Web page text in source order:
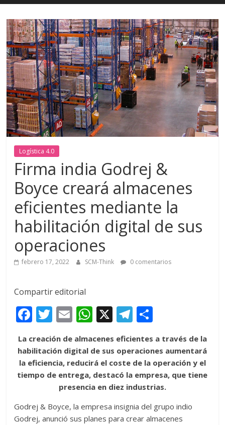
Logística 4.0
Firma india Godrej &
Boyce creará almacenes
eficientes mediante la
habilitación digital de sus
operaciones
febrero 17, 2022 SCM-Think 0 comentarios
Compartir editorial
F
e
b
o
k
T
w
itt
er
E
m
ai
l
W
at
s
A
p
p
X T
e
gr
a
m
m
p
ar
ti
r
La creación de almacenes eficientes a través de la
habilitación digital de sus operaciones aumentará
la eficiencia, reducirá el coste de la operación y el
tiempo de entrega, destacó la empresa, que tiene
presencia en diez industrias.
Godrej & Boyce, la empresa insignia del grupo indio
Godrej, anunció sus planes para crear almacenes